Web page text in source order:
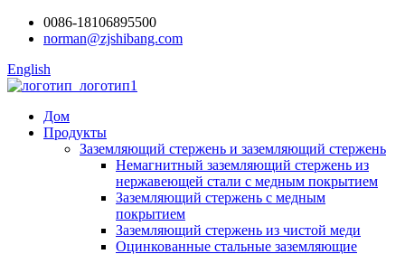
0086-18106895500
norman@zjshibang.com
English
Дом
Продукты
Заземляющий стержень и заземляющий стержень
Немагнитный заземляющий стержень из
нержавеющей стали с медным покрытием
Заземляющий стержень с медным
покрытием
Заземляющий стержень из чистой меди
Оцинкованные стальные заземляющие